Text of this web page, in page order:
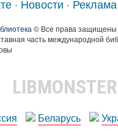
· Новости · Реклама
© Все права защищены
часть международной
Беларусь